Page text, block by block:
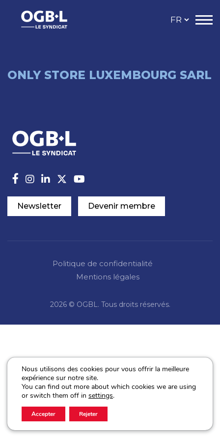
ONLY STORE LUXEMBOURG SARL
Newsletter Devenir membre
Politique de confidentialité
Mentions légales
2026 © OGBL. Tous droits réservés.
Nous utilisons des cookies pour vous offrir la meilleure
expérience sur notre site.
You can find out more about which cookies we are using
or switch them off in settings.
Accepter Rejeter